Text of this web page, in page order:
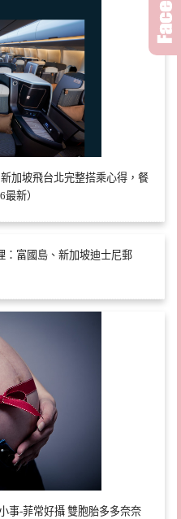
加坡飛台北完整搭乘心得，餐
新）
：富國島、新加坡迪士尼郵
事-菲常好攝 雙胞胎多多奈奈